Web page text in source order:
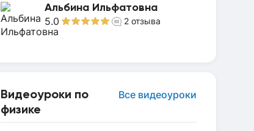
Альбина Ильфатовна
5.0 2 отзыва
Видеоуроки по
физике
Все видеоуроки